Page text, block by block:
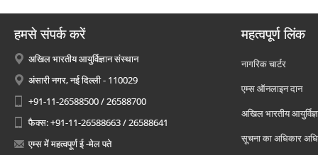
हमसे संपर्क करें
अखिल भारतीय आयुर्विज्ञान संस्थान
अंसारी नगर, नई दिल्ली - 110029
+91-11-26588500 / 26588700
फैक्स: +91-11-26588663 / 26588641
एम्स में महत्वपूर्ण ई -मेल पते
महत्वपूर्ण लिंक
नागरिक चार्टर
एम्स ऑनलाइन दान
अखिल भारतीय
सूचना का अधिकार